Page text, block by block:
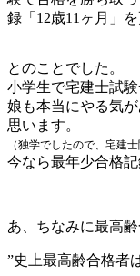
録「12歳11ヶ月」
とのことでした。
小学生で宅建士試
娘も本当にやる気
思います。
（独学でしたので、宅建
今なら最年少合格
あ、ちなみに最高
”史上最高齢合格者